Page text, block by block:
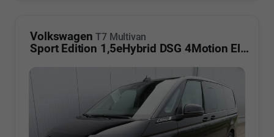
Volkswagen T7 Multivan
Sport Edition 1,5eHybrid DSG 4Motion Elegance LÜ 7 Sitzer